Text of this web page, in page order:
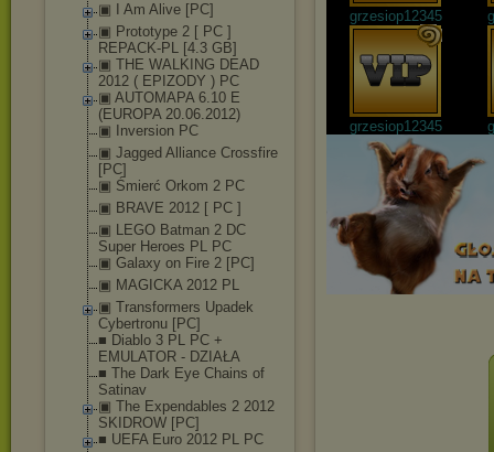
▣ I Am Alive [PC]
▣ Prototype 2 [ PC ]
REPACK-PL [4.3 GB]
▣ THE WALKING DEAD
2012 ( EPIZODY ) PC
▣ AUTOMAPA 6.10 E
(EUROPA 20.06.2012)
▣ Inversion PC
▣ Jagged Alliance Crossfire
[PC]
▣ Śmierć Orkom 2 PC
▣ BRAVE 2012 [ PC ]
▣ LEGO Batman 2 DC
Super Heroes PL PC
▣ Galaxy on Fire 2 [PC]
▣ MAGICKA 2012 PL
▣ Transformers Upadek
Cybertronu [PC]
■ Diablo 3 PL PC +
EMULATOR - DZIAŁA
■ The Dark Eye Chains of
Satinav
▣ The Expendables 2 2012
SKIDROW [PC]
■ UEFA Euro 2012 PL PC
grzesiop12345
grzesiop12345